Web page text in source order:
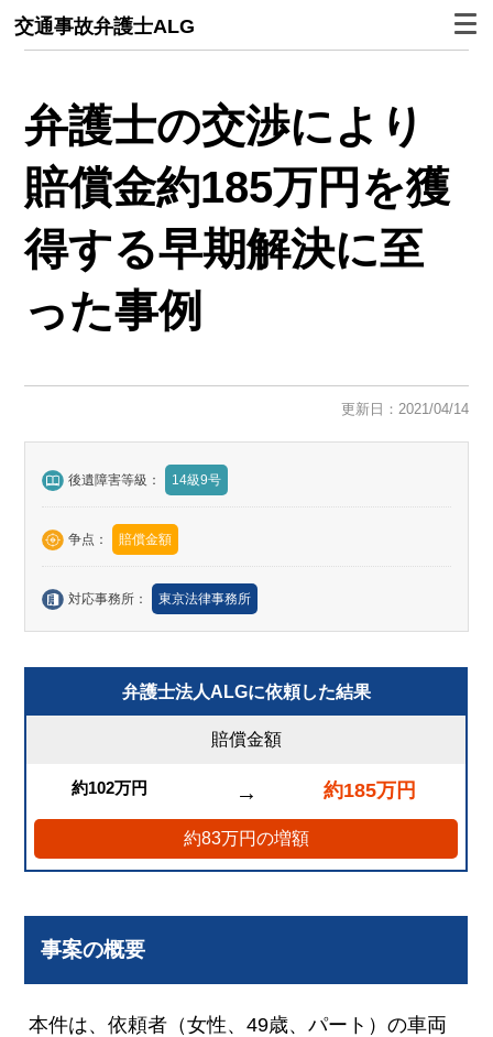
交通事故弁護士ALG
弁護士の交渉により
賠償金約185万円を獲
得する早期解決に至
った事例
更新日：2021/04/14
後遺障害等級： 14級9号
争点： 賠償金額
対応事務所： 東京法律事務所
弁護士法人ALGに依頼した結果
賠償金額
約102万円 → 約185万円
約83万円の増額
事案の概要
本件は、依頼者（女性、49歳、パート）の車両